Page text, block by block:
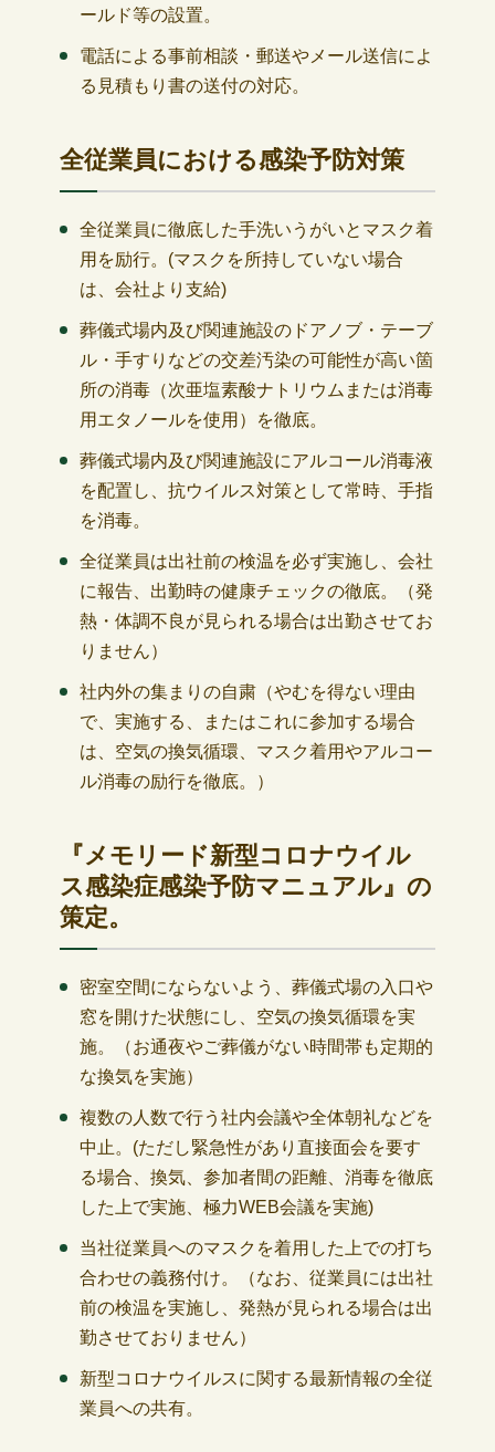
ールド等の設置。
電話による事前相談・郵送やメール送信によ
る見積もり書の送付の対応。
全従業員における感染予防対策
全従業員に徹底した手洗いうがいとマスク着
用を励行。(マスクを所持していない場合
は、会社より支給)
葬儀式場内及び関連施設のドアノブ・テーブ
ル・手すりなどの交差汚染の可能性が高い箇
所の消毒（次亜塩素酸ナトリウムまたは消毒
用エタノールを使用）を徹底。
葬儀式場内及び関連施設にアルコール消毒液
を配置し、抗ウイルス対策として常時、手指
を消毒。
全従業員は出社前の検温を必ず実施し、会社
に報告、出勤時の健康チェックの徹底。（発
熱・体調不良が見られる場合は出勤させてお
りません）
社内外の集まりの自粛（やむを得ない理由
で、実施する、またはこれに参加する場合
は、空気の換気循環、マスク着用やアルコー
ル消毒の励行を徹底。）
『メモリード新型コロナウイル
ス感染症感染予防マニュアル』の
策定。
密室空間にならないよう、葬儀式場の入口や
窓を開けた状態にし、空気の換気循環を実
施。（お通夜やご葬儀がない時間帯も定期的
な換気を実施）
複数の人数で行う社内会議や全体朝礼などを
中止。(ただし緊急性があり直接面会を要す
る場合、換気、参加者間の距離、消毒を徹底
した上で実施、極力WEB会議を実施)
当社従業員へのマスクを着用した上での打ち
合わせの義務付け。（なお、従業員には出社
前の検温を実施し、発熱が見られる場合は出
勤させておりません）
新型コロナウイルスに関する最新情報の全従
業員への共有。